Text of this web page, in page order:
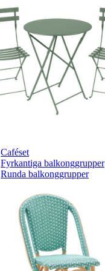
Caféset
Fyrkantiga balkonggrupper
Runda balkonggrupper